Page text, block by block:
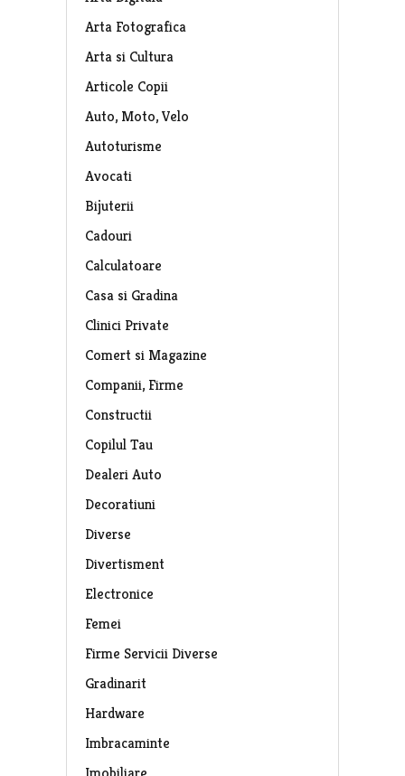
Arta Fotografica
Arta si Cultura
Articole Copii
Auto, Moto, Velo
Autoturisme
Avocati
Bijuterii
Cadouri
Calculatoare
Casa si Gradina
Clinici Private
Comert si Magazine
Companii, Firme
Constructii
Copilul Tau
Dealeri Auto
Decoratiuni
Diverse
Divertisment
Electronice
Femei
Firme Servicii Diverse
Gradinarit
Hardware
Imbracaminte